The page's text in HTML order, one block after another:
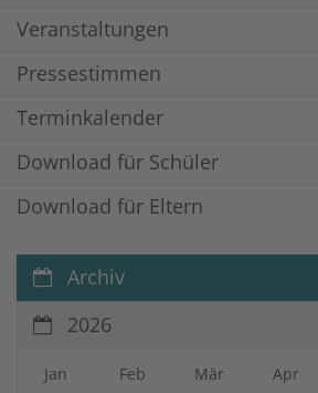
Veranstaltungen
Pressestimmen
Terminkalender
Download für Schüler
Download für Eltern
Archiv
2026
Jan Feb Mär Apr